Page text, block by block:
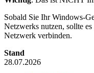
Sobald Sie Ihr Windows-
Netzwerks nutzen, sollte
Netzwerk verbinden.
Stand
28.07.2026